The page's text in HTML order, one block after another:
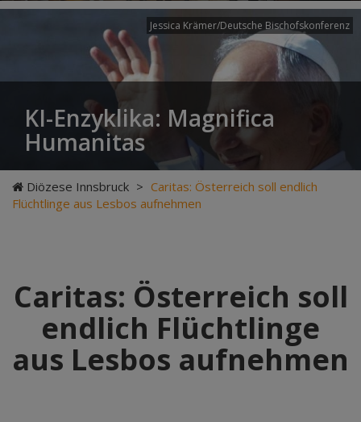
Jessica Krämer/Deutsche Bischofskonferenz
KI-Enzyklika: Magnifica
Humanitas
Diözese Innsbruck > Caritas: Österreich soll endlich
Flüchtlinge aus Lesbos aufnehmen
Caritas: Österreich soll
endlich Flüchtlinge
aus Lesbos aufnehmen